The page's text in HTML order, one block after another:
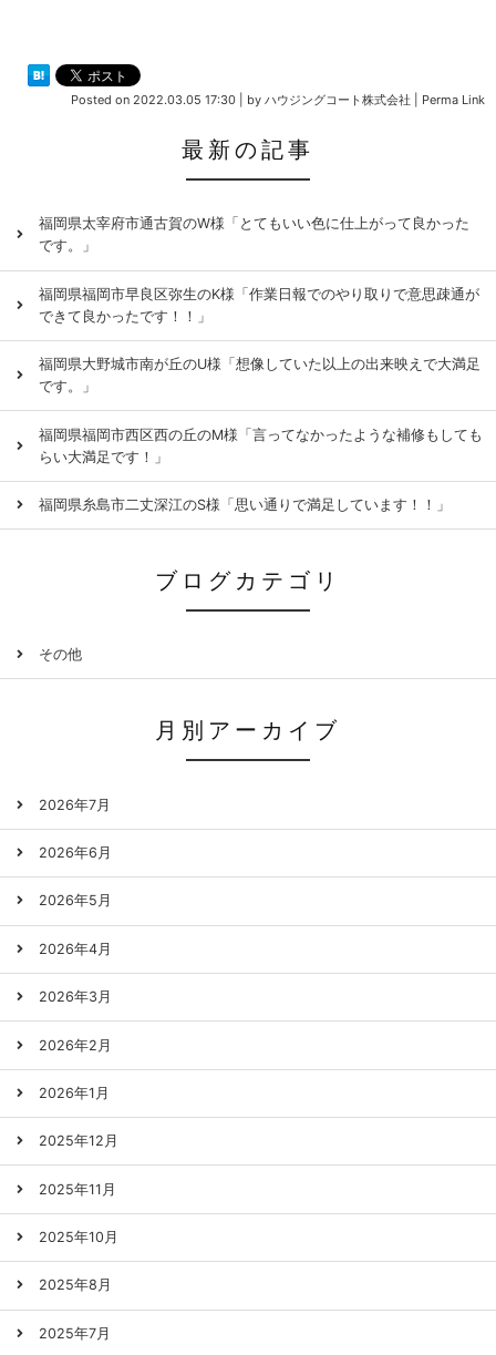
Posted on 2022.03.05 17:30 by ハウジングコート株式会社 Perma Link
最新の記事
福岡県太宰府市通古賀のW様「とてもいい色に仕上がって良かった
です。」
福岡県福岡市早良区弥生のK様「作業日報でのやり取りで意思疎通が
できて良かったです！！」
福岡県大野城市南が丘のU様「想像していた以上の出来映えで大満足
です。」
福岡県福岡市西区西の丘のM様「言ってなかったような補修もしても
らい大満足です！」
福岡県糸島市二丈深江のS様「思い通りで満足しています！！」
ブログカテゴリ
その他
月別アーカイブ
2026年7月
2026年6月
2026年5月
2026年4月
2026年3月
2026年2月
2026年1月
2025年12月
2025年11月
2025年10月
2025年8月
2025年7月